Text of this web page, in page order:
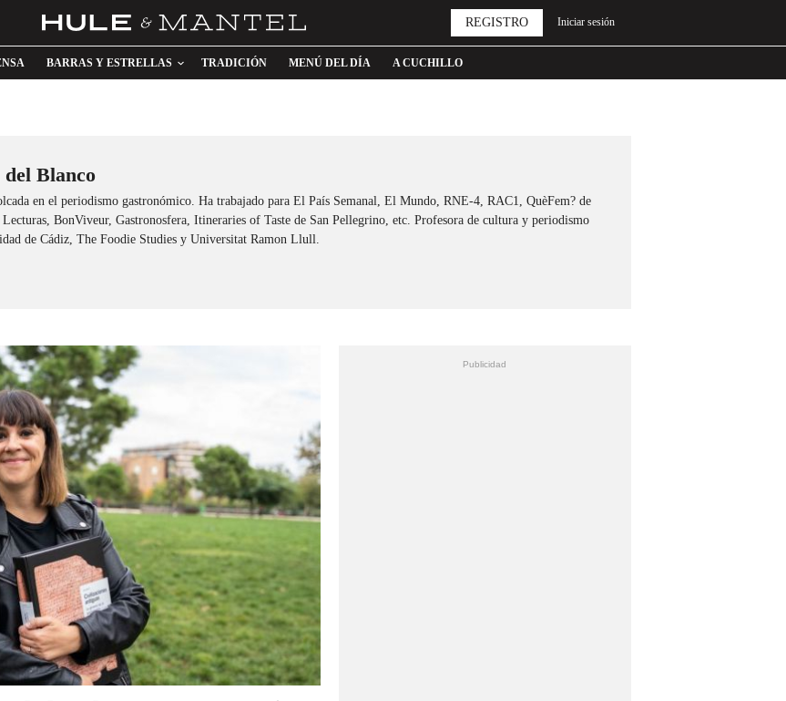
BARRAS Y ESTRELLAS TRADICIÓN MENÚ DEL DÍA A CUCHILLO
REGISTRO Iniciar sesión
Blanco
en el periodismo gastronómico. Ha trabajado para El País Semanal, El Mundo, RNE-4, RAC1, QuèFem? de
BonViveur, Gastronosfera, Itineraries of Taste de San Pellegrino, etc. Profesora de cultura y periodismo
de Cádiz, The Foodie Studies y Universitat Ramon Llull.